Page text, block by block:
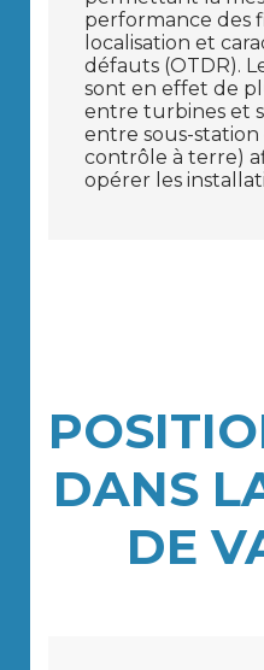
performance des
localisation et
défauts (OTDR).
sont en effet de
entre turbines et
entre sous-
contrôle à terre)
opérer les
DANS
DE